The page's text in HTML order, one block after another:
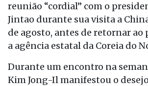
reunião “cordial” com o
Jintao durante sua visita a
de agosto, antes de retornar
a agência estatal da Coreia do
Durante um encontro na
Kim Jong-Il manifestou o